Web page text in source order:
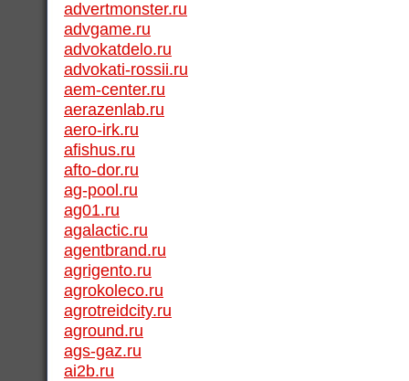
advertmonster.ru
advgame.ru
advokatdelo.ru
advokati-rossii.ru
aem-center.ru
aerazenlab.ru
aero-irk.ru
afishus.ru
afto-dor.ru
ag-pool.ru
ag01.ru
agalactic.ru
agentbrand.ru
agrigento.ru
agrokoleco.ru
agrotreidcity.ru
aground.ru
ags-gaz.ru
ai2b.ru